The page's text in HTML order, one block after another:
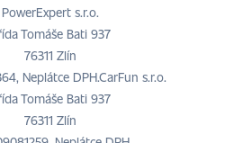
PowerExpert s.r.o.
Tomáše Bati 937
76311 Zlín
Neplátce DPH.CarFun s.r.o.
Tomáše Bati 937
76311 Zlín